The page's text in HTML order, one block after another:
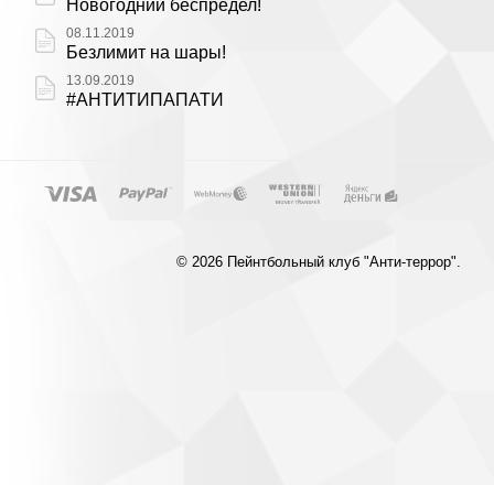
Новогодний беспредел!
08.11.2019
Безлимит на шары!
13.09.2019
#АНТИТИПАПАТИ
© 2026 Пейнтбольный клуб "Анти-террор".